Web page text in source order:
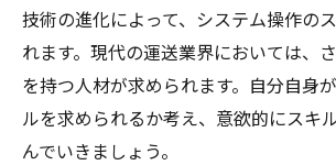
技術の進化によって、システム操作の
れます。現代の運送業界においては、
を持つ人材が求められます。自分自身
ルを求められるか考え、意欲的にスキ
んでいきましょう。